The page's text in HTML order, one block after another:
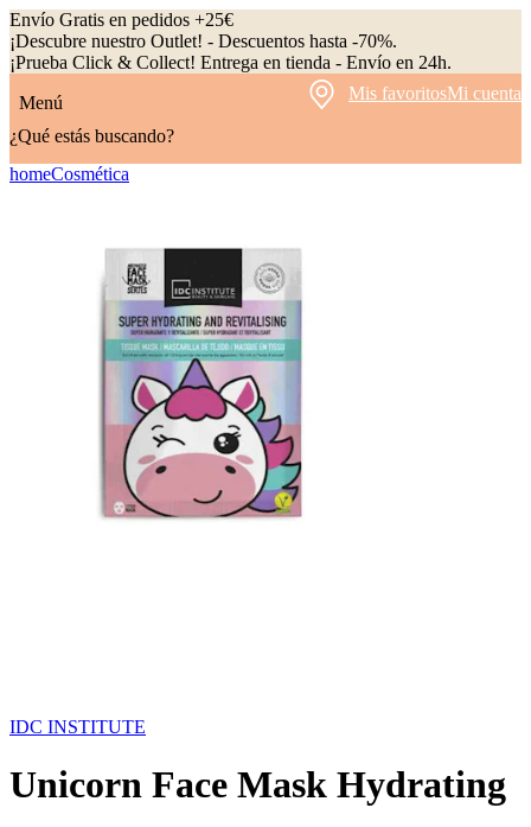
Envío Gratis en pedidos +25€
¡Descubre nuestro Outlet! - Descuentos hasta -70%.
¡Prueba Click & Collect! Entrega en tienda - Envío en 24h.
Menú
Mis favoritosMi cuenta
¿Qué estás buscando?
homeCosmética
IDC INSTITUTE
Unicorn Face Mask Hydrating